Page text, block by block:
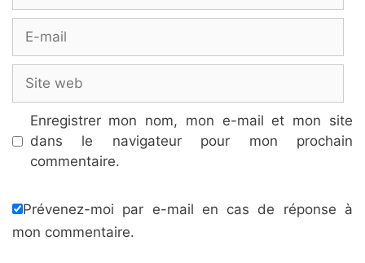
mail
web
Enregistrer mon nom, mon e-mail et mon site
dans le navigateur pour mon prochain
commentaire.
Prévenez-moi par e-mail en cas de réponse à
mon commentaire.